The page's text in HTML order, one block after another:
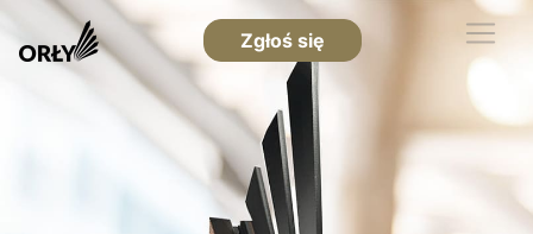
Zgłoś się